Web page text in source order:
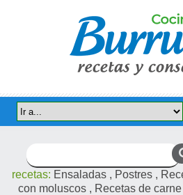
recetas: Ensaladas , Postres ,
con moluscos , Recetas de carne